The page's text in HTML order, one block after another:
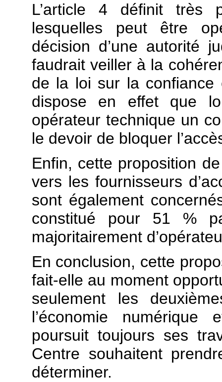
L’article 4 définit très
lesquelles peut être
décision d’une autorité
faudrait veiller à la
de la loi sur la confiance
dispose en effet que
opérateur technique un
le devoir de bloquer
Enfin, cette proposition
vers les fournisseurs
sont également
constitué pour 51 %
majoritairement
En conclusion, cette
fait-elle au moment
seulement les
l’économie
poursuit toujours ses
Centre souhaitent
déterminer.